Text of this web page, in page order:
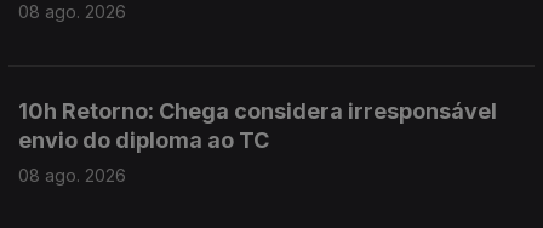
08 ago. 2026
10h Retorno: Chega considera irresponsável
envio do diploma ao TC
08 ago. 2026